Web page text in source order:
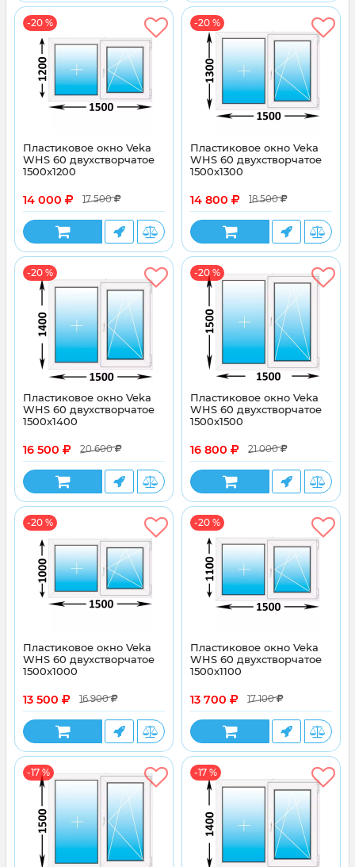
-20 %
Пластиковое окно Veka
WHS 60 двухстворчатое
1500x1200
14 000 17 500
-20 %
Пластиковое окно Veka
WHS 60 двухстворчатое
1500x1300
14 800 18 500
-20 %
Пластиковое окно Veka
WHS 60 двухстворчатое
1500x1400
16 500 20 600
-20 %
Пластиковое окно Veka
WHS 60 двухстворчатое
1500x1500
16 800 21 000
-20 %
Пластиковое окно Veka
WHS 60 двухстворчатое
1500x1000
13 500 16 900
-20 %
Пластиковое окно Veka
WHS 60 двухстворчатое
1500x1100
13 700 17 100
-17 % -17 %